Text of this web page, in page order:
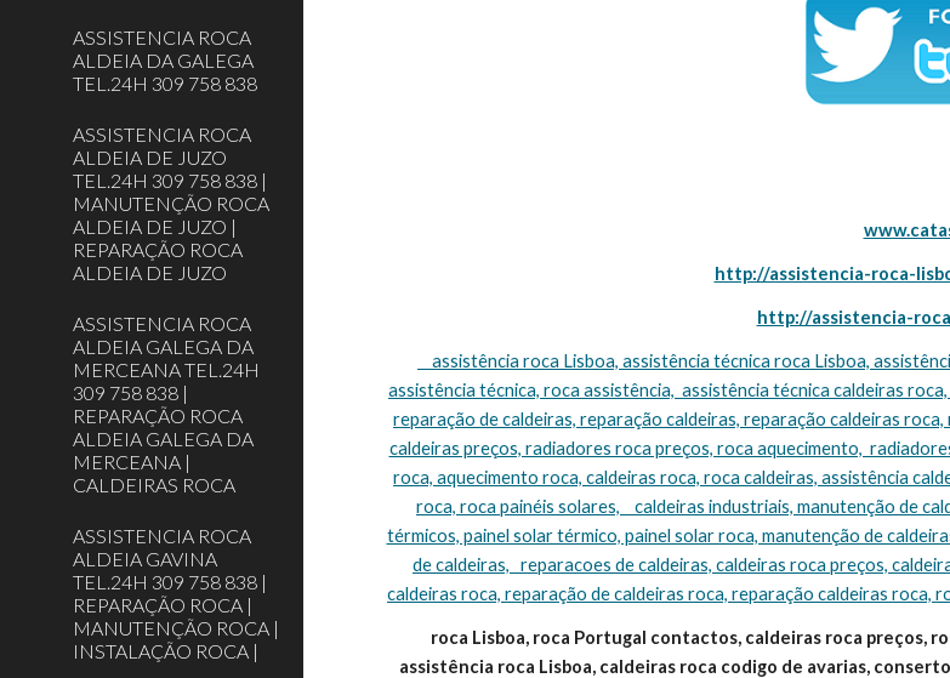
ASSISTENCIA ROCA
ALDEIA DA GALEGA
TEL.24H 309 758 838
ASSISTENCIA ROCA
ALDEIA DE JUZO
TEL.24H 309 758 838 |
MANUTENÇÃO ROCA
ALDEIA DE JUZO |
REPARAÇÃO ROCA
ALDEIA DE JUZO
ASSISTENCIA ROCA
ALDEIA GALEGA DA
MERCEANA TEL.24H
309 758 838 |
REPARAÇÃO ROCA
ALDEIA GALEGA DA
MERCEANA |
CALDEIRAS ROCA
ASSISTENCIA ROCA
ALDEIA GAVINA
TEL.24H 309 758 838 |
REPARAÇÃO ROCA |
MANUTENÇÃO ROCA |
INSTALAÇÃO ROCA |
http://assistencia-roca-
http://assistencia-
assistência técnica, roca assistência,  assistência técnica caldeiras
reparação de caldeiras, reparação caldeiras, reparação caldeiras
caldeiras preços, radiadores roca preços, roca aquecimento,
roca, aquecimento roca, caldeiras roca, roca caldeiras, assistência
roca, roca painéis solares,    caldeiras industriais, manutenção de
térmicos, painel solar térmico, painel solar roca, manutenção de
de caldeiras,   reparacoes de caldeiras, caldeiras roca preços,
caldeiras roca, reparação de caldeiras roca, reparação caldeiras roca,
roca Lisboa, roca Portugal contactos, caldeiras roca preços,
assistência roca Lisboa, caldeiras roca codigo de avarias,